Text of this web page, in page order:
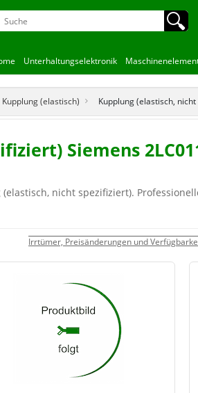
🔍︎
Unterhaltungselektronik
Kupplung (elastisch) Kupplung (elastisch,
Siemens
nicht spezifiziert).
Irrtümer, Preisänderungen und